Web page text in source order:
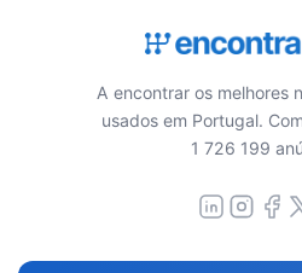
A encontrar os melhores
usados em Portugal.
1 726 199